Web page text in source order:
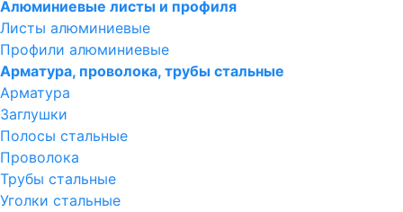
Алюминиевые листы и профиля
Листы алюминиевые
Профили алюминиевые
Арматура, проволока, трубы стальные
Арматура
Заглушки
Полосы стальные
Проволока
Трубы стальные
Уголки стальные